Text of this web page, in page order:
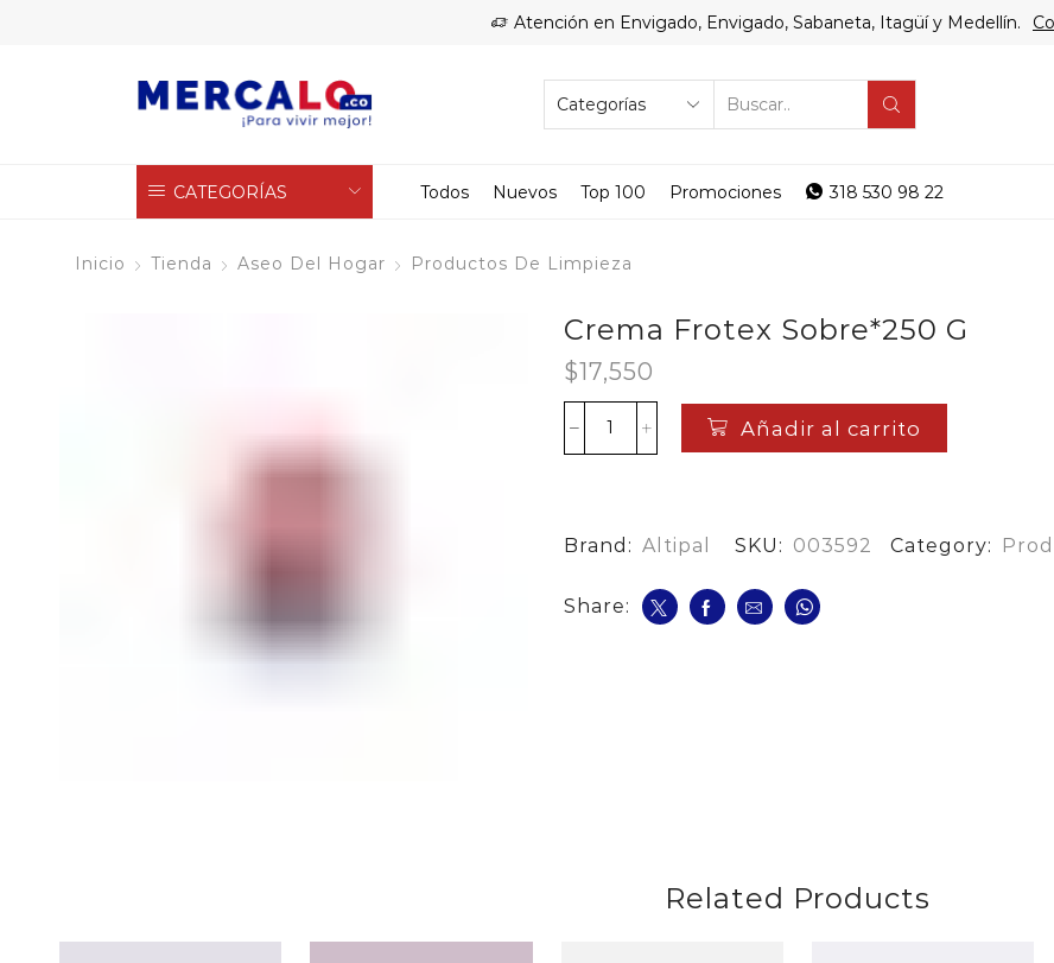
Atención en Envigado, Envigado, Sabaneta, Itagüí y Medellín.
SEARCH
CATEGORÍAS Todos Nuevos Top 100 Promociones 318 530 98 22
Inicio Tienda Aseo Del Hogar Productos De Limpieza
Crema Frotex Sobre*250 G
$17,550
Crema
Frotex
cantidad
Añadir al carrito
Brand: Altipal SKU: 003592 Category:
Share:
Related Products